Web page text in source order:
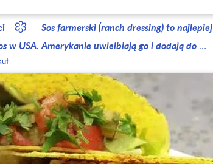
Sos farmerski (ranch dressing) to najlepiej
w USA. Amerykanie uwielbiają go i dodają do …